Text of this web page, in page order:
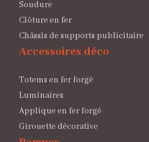
Soudure
Clôture en fer
Châssis de supports publicitaire
Accessoires déco
Totems en fer forgé
Luminaires
Applique en fer forgé
Girouette décorative